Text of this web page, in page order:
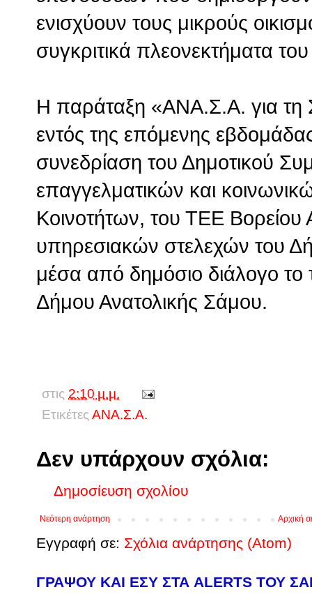
ενισχύουν τους μικρούς
συγκριτικά πλεονεκτήματα
Η παράταξη «ΑΝΑ.Σ.Α. για τη
εντός της επόμενης
συνεδρίαση του Δημοτικού
επαγγελματικών και
Κοινοτήτων, του ΤΕΕ Βορείου
υπηρεσιακών στελεχών του
μέσα από δημόσιο διάλογο το
Δήμου Ανατολικής Σάμου.
στις 2:10 μ.μ.
Ετικέτες ΑΝΑ.Σ.Α.
Δεν υπάρχουν σχόλια:
Δημοσίευση σχολίου
Νεότερη ανάρτηση Αρχική
Εγγραφή σε: Σχόλια ανάρτησης (Atom)
ΓΡΑΨΟΥ ΚΑΙ ΕΣΥ ΣΤΑ ALERTS ΤΟΥ